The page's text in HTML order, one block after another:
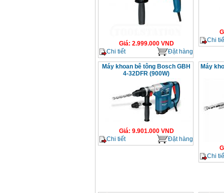
Giá: 2.999.000VND
Chi tiết
Đặt hàng
Chi
Máy khoan bê tông Bosch GBH
4-32DFR (900W)
Giá: 9.901.000VND
Chi tiết
Đặt hàng
Máy
Chi